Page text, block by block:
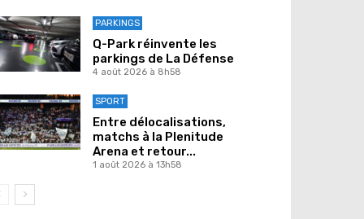
PARKINGS
Q-Park réinvente les
parkings de La Défense
4 août 2026 à 8h58
SPORT
Entre délocalisations,
matchs à la Plenitude
Arena et retour...
1 août 2026 à 13h58